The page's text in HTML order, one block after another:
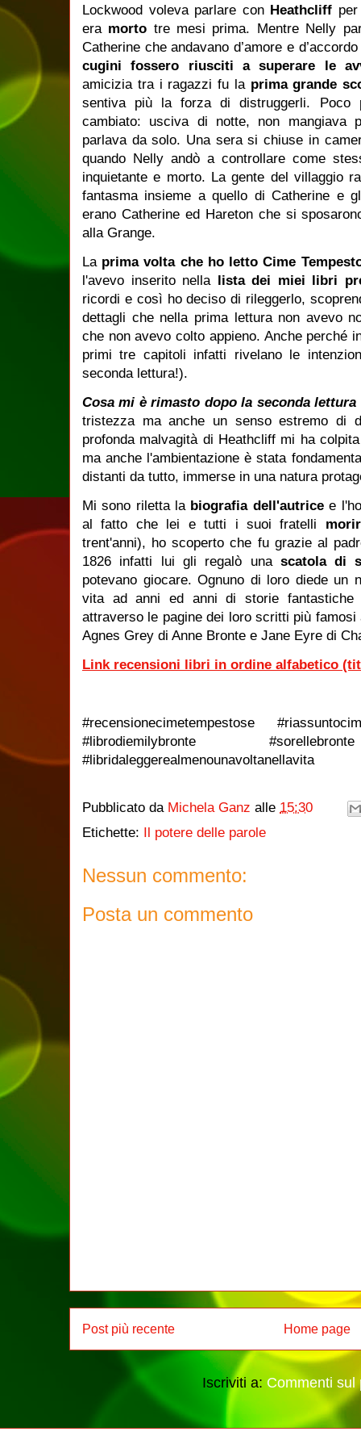
Lockwood voleva parlare con Heathcliff
era morto tre mesi prima. Mentre Nelly
Catherine che andavano d’amore e
cugini fossero riusciti a superare le
amicizia tra i ragazzi fu la prima grande
sentiva più la forza di distruggerli. Poco
cambiato: usciva di notte, non mangiava
parlava da solo. Una sera si chiuse in
quando Nelly andò a controllare come
inquietante e morto. La gente del villaggio
fantasma insieme a quello di Catherine e
erano Catherine ed Hareton che si
alla Grange.
La prima volta che ho letto Cime
l'avevo inserito nella lista dei miei libri
ricordi e così ho deciso di rileggerlo,
dettagli che nella prima lettura non avevo
che non avevo colto appieno. Anche perché
primi tre capitoli infatti rivelano le
seconda lettura!).
Cosa mi è rimasto dopo la seconda
tristezza ma anche un senso estremo di
profonda malvagità di Heathcliff mi ha
ma anche l'ambientazione è stata
distanti da tutto, immerse in una natura
Mi sono riletta la biografia dell'autricee l'ho
al fatto che lei e tutti i suoi fratelli
trent'anni), ho scoperto che fu grazie al
1826 infatti lui gli regalò una scatola di
potevano giocare. Ognuno di loro diede un
vita ad anni ed anni di storie fantastiche
attraverso le pagine dei loro scritti più famosi
Agnes Grey di Anne Bronte e Jane Eyre di
Link recensioni libri in ordine alfabetico
#recensionecimetempestose
#librodiemilybronte
#libridaleggerealmenounavoltanellavita
Pubblicato da Michela Ganz alle 15:30
Etichette: Il potere delle parole
Nessun commento:
Posta un commento
Post più recente Home page
Iscriviti a: Commenti sul